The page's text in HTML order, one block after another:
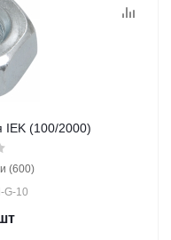
IEK (100/2000)
(600)
G-10